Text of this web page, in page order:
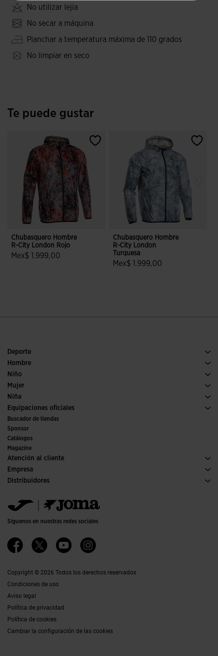
No utilizar lejía
No secar a máquina
Planchar a temperatura máxima de 110 grados
No limpiar en seco
Te puede gustar
Chubasquero Hombre
R-City London Rojo
Mex$ 1.999,00
3.9 sobre 5 de valoración de clientes
Chubasquero Hombre
R-City London
Turquesa
Mex$ 1.999,00
Deporte
Running
Fútbol
Pádel
Tenis
Trail running
Hombre
Calzado Hombre
Deporte
Niño
Ver todo ropa niño
Mujer
Calzado Mujer
Deporte
Niña
Ver todo ropa niña
Equipaciones oficiales
Fútbol
Fútbol sala
Comités y Federaciones
Ediciones especiales
Buscador de tiendas
Sponsor
Catálogos
Magazine
Atención al cliente
Condiciones de compra
Transporte y entrega
FAQs
Empresa
Historia
Política de calidad y medio ambiente
Trabaja con nosotros
Accesibilidad
Distribuidores
Jomanet
Área marketing
Contacto
Síguenos en nuestras redes sociales
Copyright © 2026 Todos los derechos reservados
Condiciones de uso
Aviso legal
Política de privacidad
Política de cookies
Cambiar la configuración de las cookies